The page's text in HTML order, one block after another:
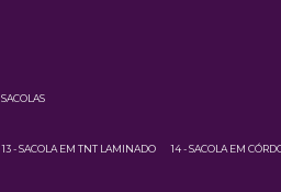
SACOLAS
13 - SACOLA EM TNT LAMINADO 14 - SACOLA EM